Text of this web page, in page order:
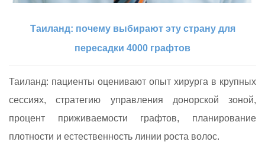
Таиланд: почему выбирают эту страну для
пересадки 4000 графтов
Таиланд: пациенты оценивают опыт хирурга в крупных
сессиях, стратегию управления донорской зоной,
процент приживаемости графтов, планирование
плотности и естественность линии роста волос.